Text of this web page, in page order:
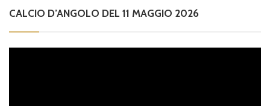
CALCIO D’ANGOLO DEL 11 MAGGIO 2026